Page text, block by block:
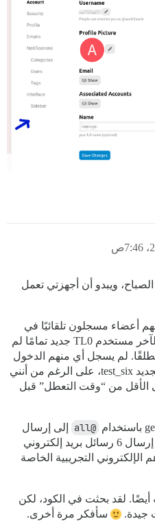
ويبدو أن أجهزتي تعمل
أعضاء مسجلون تلقائيًا في
قناة ~general. أحدهم مسؤول، والآخر مستخدم TL0 جديد تمامًا لم
لم يسجل أي منهم الدخول
منذ الأمس (باستثناء المستخدم الجديد test_six، على الرغم من أنني
15 دقيقة على الأقل من “وقت التعطل” قبل
@all
إلى إرسال
إلكتروني
الإلكتروني التجريبية الخاصة
لقد بحثت في الكود، لكن
جيدة.
سأفكر مرة أخرى.